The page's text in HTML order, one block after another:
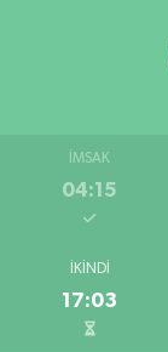
İMSAK
04:15
İKINDI
17:03